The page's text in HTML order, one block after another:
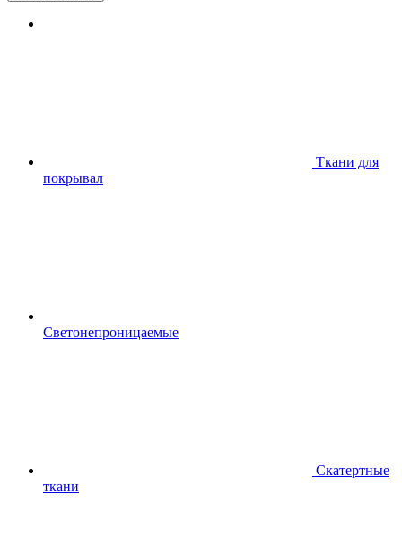
Ткани для
покрывал
Светонепроницаемые
Скатертные
ткани